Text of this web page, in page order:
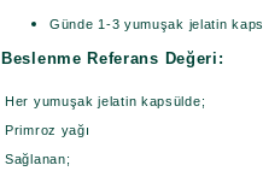
Günde 1-3 yumuşak jelatin
Beslenme Referans Değeri:
Her yumuşak jelatin kapsülde;
Primroz yağı
Sağlanan;